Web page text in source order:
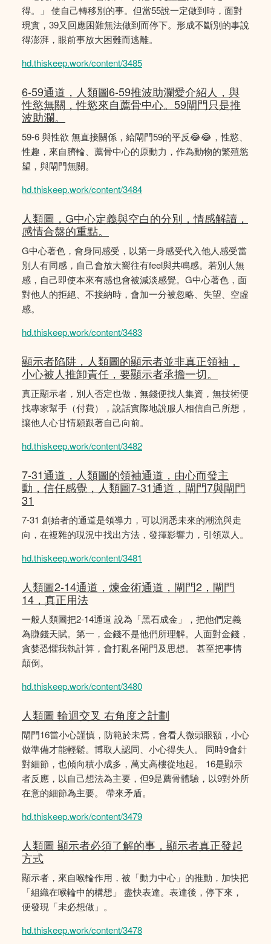
得。」 使自己轉移別的事。但當55說一定做到時，面對
現實，39又回應困難無法做到而停下。形成不斷別的事說
得澎湃，眼前事放大困難而逃離。
hd.thiskeep.work/content/3485
6-59通道，人類圖6-59推波助瀾愛介紹人，與
性慾無關，性慾來自薦骨中心。59閘門只是推
波助瀾。
59-6 與性欲 無直接關係，給閘門59的平反😂😂，性慾、
性趣，來自臍輪、薦骨中心的原動力，作為動物的繁殖慾
望，與閘門無關。
hd.thiskeep.work/content/3484
人類圖，G中心定義與空白的分別，情感解讀，
感情合盤的重點。
G中心著色，會身同感受，以第一身感受代入他人感受當
別人有同感，自己會放大嚮往有feel與共鳴感。若別人無
感，自己即使本來有感也會被減淡感覺。G中心著色，面
對他人的拒絕、不接納時，會加一分被忽略、失望、空虛
感。
hd.thiskeep.work/content/3483
顯示者陷阱，人類圖的顯示者並非真正領袖，
小心被人推卸責任，要顯示者承擔一切。
真正顯示者，別人否定也做，無錢便找人集資，無技術便
找專家幫手（付費），說話實際地說服人相信自己所想，
讓他人心甘情願跟著自己向前。
hd.thiskeep.work/content/3482
7-31通道，人類圖的領袖通道，由心而發主
動，信任感覺，人類圖7-31通道，閘門7與閘門
31
7-31 創始者的通道是領導力，可以洞悉未來的潮流與走
向，在複雜的現況中找出方法，發揮影響力，引領眾人。
hd.thiskeep.work/content/3481
人類圖2-14通道，煉金術通道，閘門2，閘門
14，真正用法
一般人類圖把2-14通道 說為「黑石成金」，把他們定義
為賺錢天賦。第一，金錢不是他們所理解。人面對金錢，
貪婪恐懼我執計算，會打亂各閘門及思想。 甚至把事情
顛倒。
hd.thiskeep.work/content/3480
人類圖 輪迴交叉 右角度之計劃
閘門16當小心謹慎，防範於未焉，會看人微頭眼額，小心
做準備才能輕鬆。博取人認同、小心得失人。 同時9會針
對細節，也傾向積小成多，萬丈高樓從地起。 16是顯示
者反應，以自己想法為主要，但9是薦骨體驗，以9對外所
在意的細節為主要。 帶來矛盾。
hd.thiskeep.work/content/3479
人類圖 顯示者必須了解的事，顯示者真正發起
方式
顯示者，來自喉輪作用，被「動力中心」的推動，加快把
「組織在喉輪中的構想」 盡快表達。表達後，停下來，
便發現「未必想做」。
hd.thiskeep.work/content/3478